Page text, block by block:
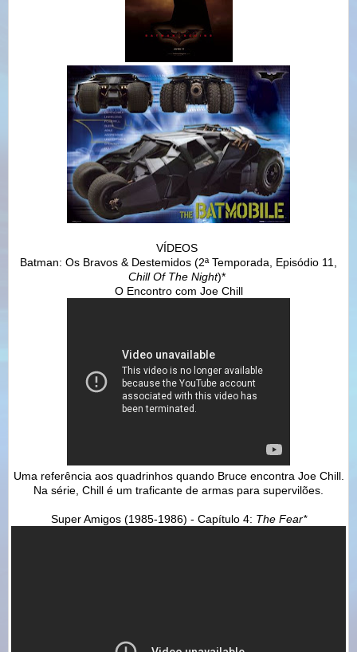
VÍDEOS
Batman: Os Bravos & Destemidos (2ª Temporada, Episódio 11,
Chill Of The Night)*
O Encontro com Joe Chill
Uma referência aos quadrinhos quando Bruce encontra Joe Chill.
Na série, Chill é um traficante de armas para supervilões.
Super Amigos (1985-1986) - Capítulo 4: The Fear*